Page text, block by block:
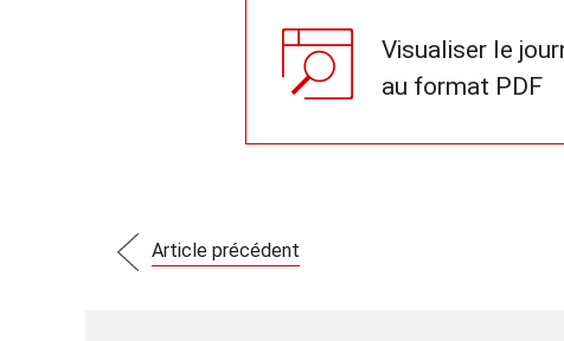
Visualiser le
au format PDF
Article précédent